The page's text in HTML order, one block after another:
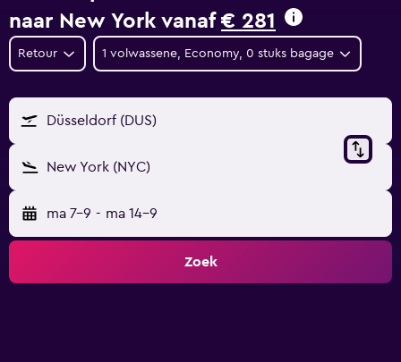
naar New York vanaf € 281
Retour 1 volwassene, Economy, 0 stuks bagage
Düsseldorf (DUS)
New York (NYC)
ma 7-9 - ma 14-9
Zoek